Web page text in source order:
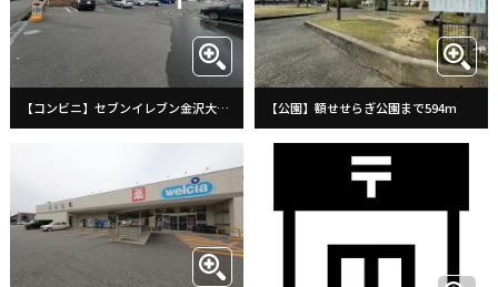
【コンビニ】セブンイレブン金沢大額三丁目店まで543m 【公園】額せせらぎ公園まで594m